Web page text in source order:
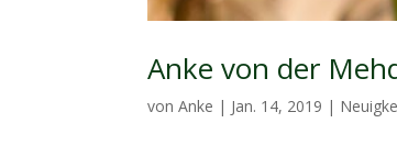
Anke von der
vonAnke | Jan. 14, 2019 |